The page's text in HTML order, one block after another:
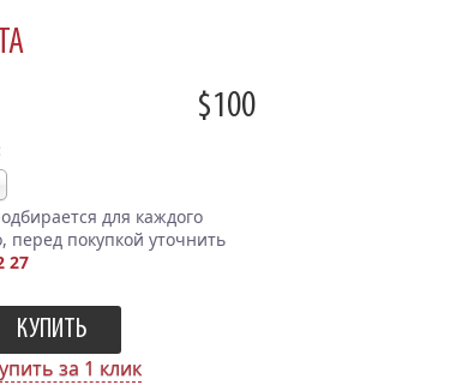
$100
для каждого
перед покупкой уточнить
27
за 1 клик